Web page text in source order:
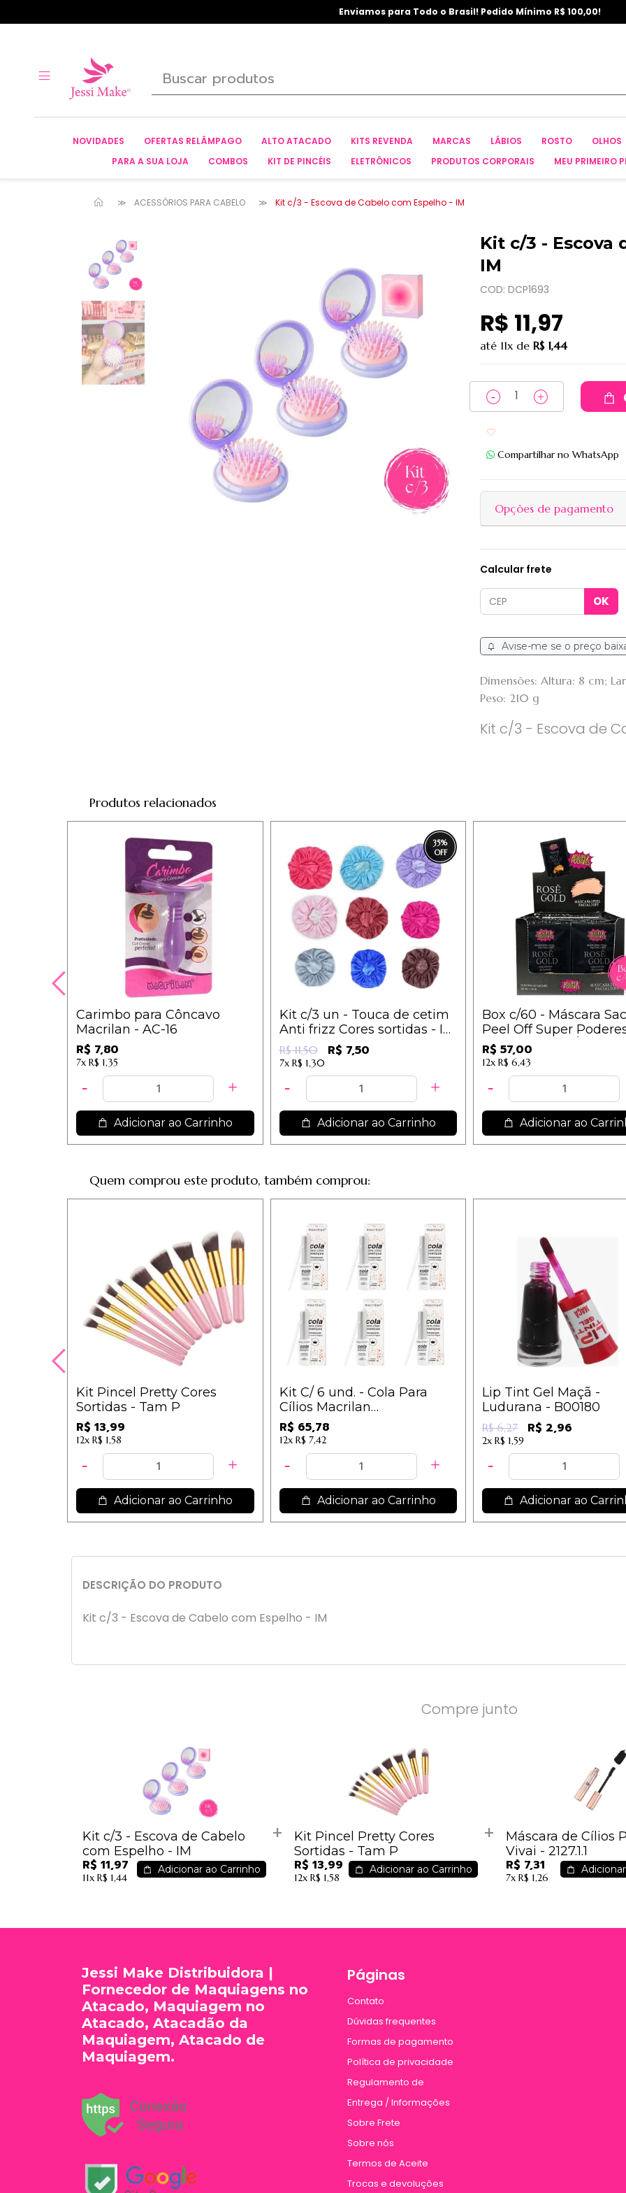
Enviamos para Todo o Brasil! Pedido Mínimo R$ 100,00!
NOVIDADES OFERTAS RELÂMPAGO ALTO ATACADO KITS REVENDA MARCAS LÁBIOS ROSTO OLHOS
PARA A SUA LOJA
COMBOS KIT DE PINCÉIS ELETRÔNICOS PRODUTOS CORPORAIS MEU PRIMEIRO
ACESSÓRIOS PARA CABELO Kit c/3 - Escova de Cabelo com Espelho - IM
Kit c/3 - Escova
IM
COD: DCP1693
R$ 11,97
até 11x de R$ 1,44
Compartilhar no WhatsApp
Opções de pagamento
Calcular frete
Avise-me se o preço
Dimensões: Altura: 8 cm;
Peso: 210 g
Kit c/3 - Escova de
Produtos relacionados
Carimbo para Côncavo
Macrilan - AC-16
R$ 7,80
7x R$ 1,35
Adicionar ao Carrinho
35%
Kit c/3 un - Touca de cetim
Anti frizz Cores sortidas - IM
-
R$ 11,50 R$ 7,50
7x R$ 1,30
Adicionar ao Carrinho
Box c/60 - Máscara
Peel Off Super
MFSP40 - ROSÊ GOLD -
0,95
R$ 57,00
12x R$ 6,43
Adicionar ao
Quem comprou este produto, também comprou:
Kit Pincel Pretty Cores
Sortidas - Tam P
R$ 13,99
12x R$ 1,58
Adicionar ao Carrinho
Kit C/ 6 und. - Cola Para
Cílios Macrilan
Transparente CA-001 / 10,10
R$ 65,78
12x R$ 7,42
Adicionar ao Carrinho
Lip Tint Gel Maçã -
Ludurana - B00180
R$ 6,27 R$ 2,96
2x R$ 1,59
Adicionar ao
DESCRIÇÃO DO PRODUTO
Kit c/3 - Escova de Cabelo com Espelho - IM
Compre junto
Kit c/3 - Escova de Cabelo
com Espelho - IM
R$ 11,97
11x R$ 1,44
Adicionar ao Carrinho
Kit Pincel Pretty Cores
Sortidas - Tam P
R$ 13,99
12x R$ 1,58
Adicionar ao Carrinho
Máscara de Cílios
Vivai - 2127.1.1
R$ 7,31
7x R$ 1,26
Páginas
Contato
Dúvidas frequentes
Formas de pagamento
Política de privacidade
Regulamento de
Entrega / Informações
Sobre Frete
Sobre nós
Termos de Aceite
Trocas e devoluções
Jessi Make Distribuidora |
Fornecedor de Maquiagens no
Atacado, Maquiagem no
Atacado, Atacadão da
Maquiagem, Atacado de
Maquiagem.